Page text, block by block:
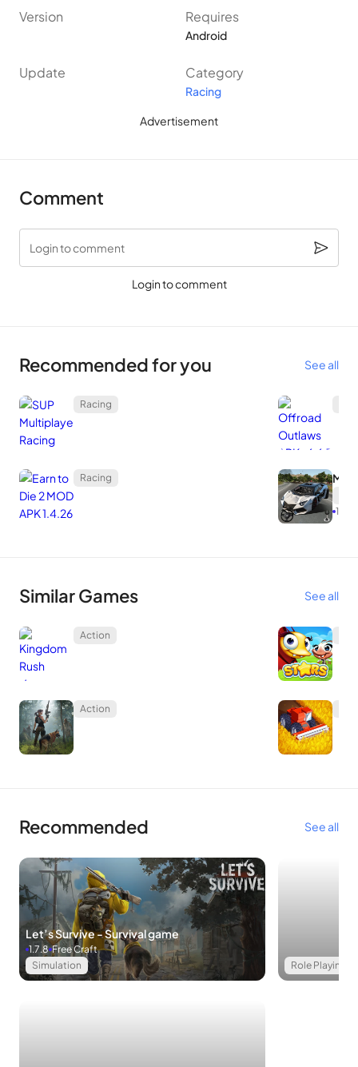
และน่าสนใจยิ่งขึ้น แข่งขันและวัดม้าของเรากับคู่ต่อสู้ของพวกเขา
Version Requires
Android
Update Category
Racing
Advertisement
Comment
Login to comment
Login to comment
Recommended for you See all
Racing
Racing
1.31
Similar Games See all
Action
Action
Recommended See all
Let’s Survive - Survival game
Simulation
1.7.8 Free Craft
Role Playing